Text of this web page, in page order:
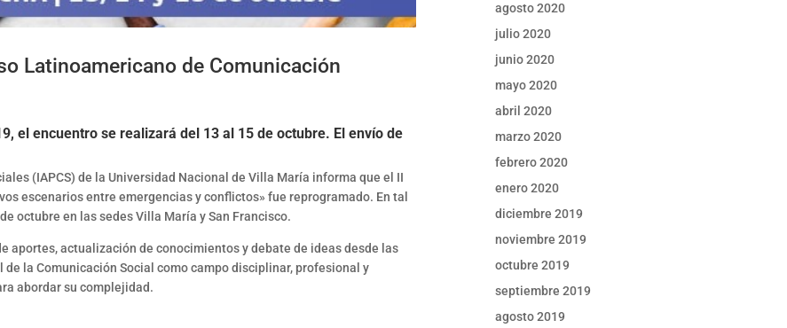
Latinoamericano de Comunicación
el encuentro se realizará del 13 al 15 de octubre. El envío de
(IAPCS) de la Universidad Nacional de Villa María informa que el II
escenarios entre emergencias y conflictos» fue reprogramado. En tal
octubre en las sedes Villa María y San Francisco.
aportes, actualización de conocimientos y debate de ideas desde las
la Comunicación Social como campo disciplinar, profesional y
abordar su complejidad.
agosto 2020
julio 2020
junio 2020
mayo 2020
abril 2020
marzo 2020
febrero 2020
enero 2020
diciembre 2019
noviembre 2019
octubre 2019
septiembre 2019
agosto 2019